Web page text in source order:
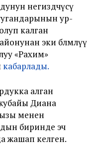
негиздөөчүсү
ур-
калган
эки бөлмөлүү
«Рахим»
кабарлады.
алган
Диана
менен
биринде эч
жашап келген.